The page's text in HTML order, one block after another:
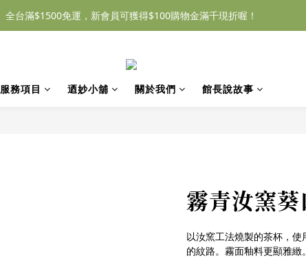
全台滿$1500免運，新會員可獲得$100購物金滿千現折喔！
服務項目 迺妙小舖 關於我們 館長說故事
霧青汝窯葵
以汝窯工法燒製的茶杯，
的紋路。霧面釉料更顯雅緻。